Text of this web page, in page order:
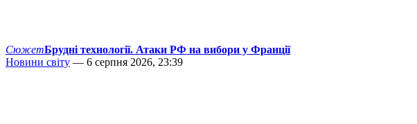
СюжетБрудні технології. Атаки РФ на вибори у Франції
Новини світу — 6 серпня 2026, 23:39